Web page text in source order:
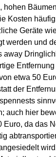
hohen
Kosten
Geräte
werden und
away
etwa 50
der
auch hier
Euro, da das